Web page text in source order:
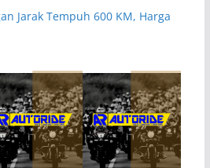
Jarak Tempuh 600 KM, Harga